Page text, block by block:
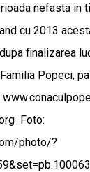
nefasta in
cu 2013
finalizarea
Popeci,
Foto:
photo/?